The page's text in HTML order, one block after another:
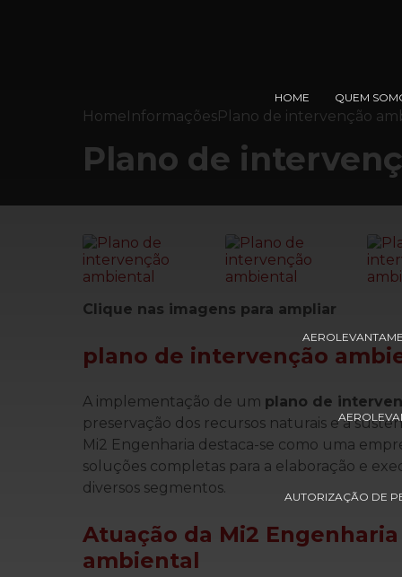
HOME QUEM
AUTORIZAÇÃO DE
HomeInformaçõesPlano de intervenção
Plano de
Clique nas imagens para ampliar
plano de intervenção
A implementação de um plano de
preservação dos recursos naturais e a
Mi2 Engenharia destaca-se como uma
soluções completas para a elaboração e
diversos segmentos.
Atuação da Mi2
ambiental